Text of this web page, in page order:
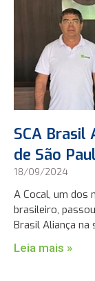
SCA Brasil
de São
18/09/2024
A Cocal, um
brasileiro,
Brasil Aliança
Leia mais »